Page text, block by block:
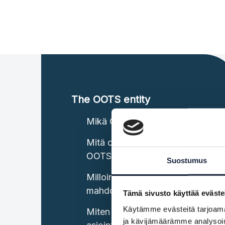
Suostumus
Tämä sivusto käyttää
Käytämme evästeitä
ja kävijämäärämme
The OOTS entity
Mikä OOTS on?
Mitä ovat Suomen keskitetyt
OOTS-komponentit?
Milloin asiointipalvelun tulee
mahdollistaa OOTS:n käyttö?
Miten tiedot haetaan